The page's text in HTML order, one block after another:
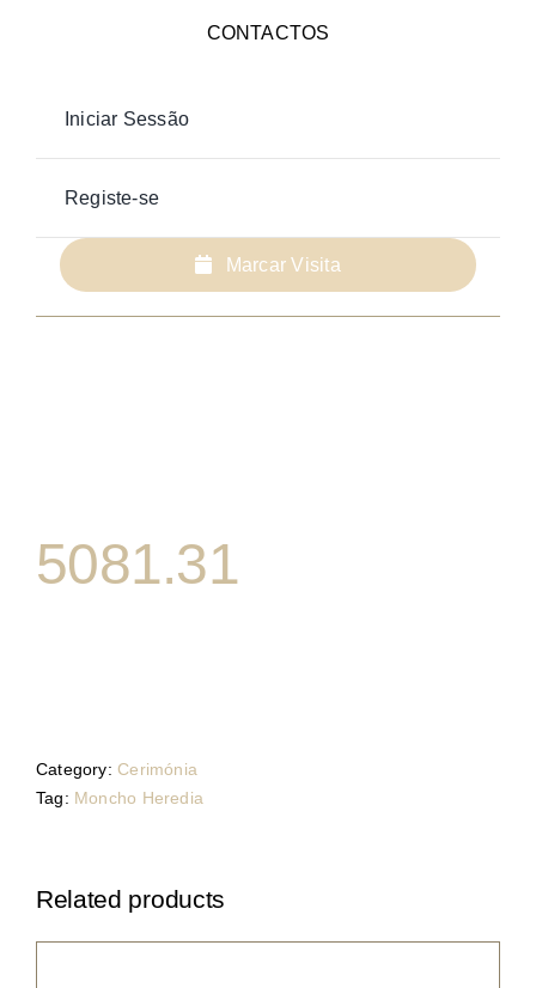
CONTACTOS
Iniciar Sessão
Registe-se
Marcar Visita
5081.31
Category:Cerimónia
Tag: Moncho Heredia
Related products